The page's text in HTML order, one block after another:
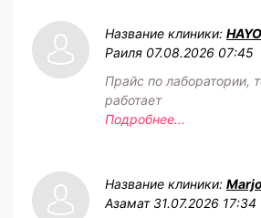
Название клиники:
Раиля 07.08.2026 07:45
Прайс по лаборатории,
работает
Подробнее...
Название клиники:
Азамат 31.07.2026 17:34